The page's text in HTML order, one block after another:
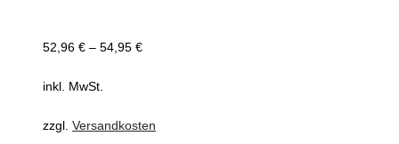
52,96 € – 54,95 €
inkl. MwSt.
zzgl. Versandkosten